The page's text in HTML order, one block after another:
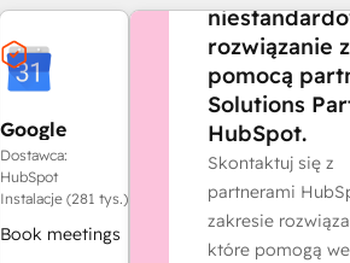
Google
Calendar
Dostawca:
HubSpot
Instalacje (281 tys.)
Book meetings
rozwiązanie z
pomocą
Solutions
HubSpot.
Skontaktuj się z
partnerami
zakresie
które pomogą we